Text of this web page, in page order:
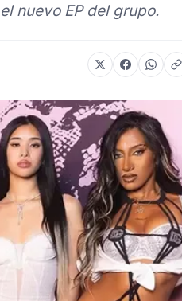
nuevo EP del grupo.